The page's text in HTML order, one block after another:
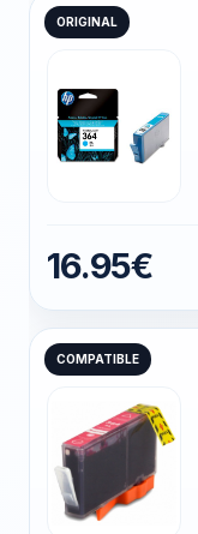
ORIGINAL
16.95€
COMPATIBLE